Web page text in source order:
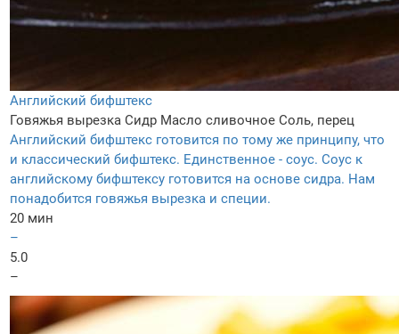
Английский бифштекс
Говяжья вырезка Сидр Масло сливочное Соль, перец
Английский бифштекс готовится по тому же принципу, что
и классический бифштекс. Единственное - соус. Соус к
английскому бифштексу готовится на основе сидра. Нам
понадобится говяжья вырезка и специи.
20 мин
–
5.0
–